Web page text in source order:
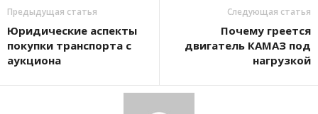
Предыдущая статья
Юридические аспекты
покупки транспорта с
аукциона
Следующая статья
Почему греется
двигатель КАМАЗ под
нагрузкой